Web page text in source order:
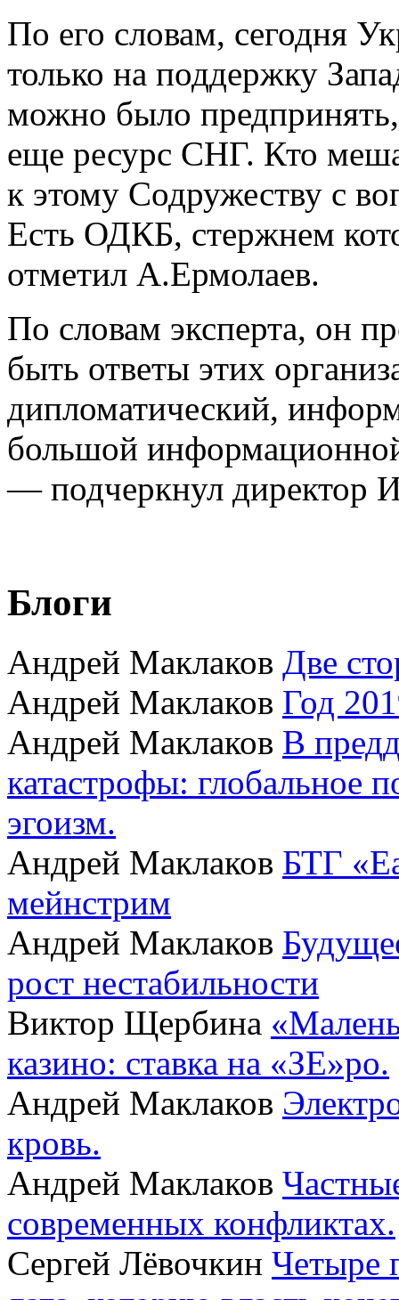
По его словам, сегодня
только на поддержку
можно было
еще ресурс СНГ. Кто
к этому Содружеству с
Есть ОДКБ, стержнем
отметил А.Ермолаев.
По словам эксперта, он
быть ответы этих
дипломатический,
большой
— подчеркнул директор
Блоги
Андрей Маклаков Две
Андрей Маклаков Год
Андрей Маклаков В
катастрофы: глобальное
эгоизм.
Андрей Маклаков БТГ
мейнстрим
Андрей Маклаков
рост нестабильности
Виктор Щербина
казино: ставка на «ЗЕ»ро.
Андрей Маклаков
кровь.
Андрей Маклаков
современных конфликтах.
Сергей Лёвочкин Четыре